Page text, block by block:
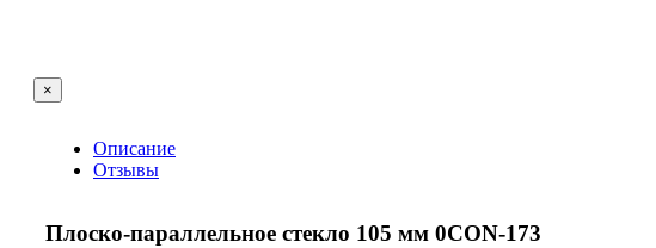
×
Описание
Отзывы
Плоско-параллельное стекло 105 мм 0CON-173